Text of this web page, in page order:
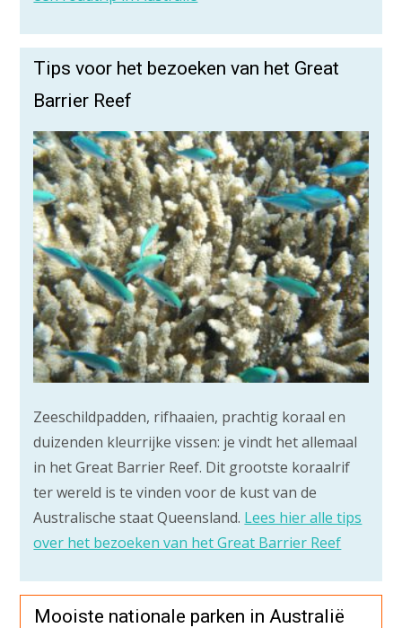
Tips voor het bezoeken van het Great
Barrier Reef
Zeeschildpadden, rifhaaien, prachtig koraal en
duizenden kleurrijke vissen: je vindt het allemaal
in het Great Barrier Reef. Dit grootste koraalrif
ter wereld is te vinden voor de kust van de
Australische staat Queensland. Lees hier alle tips
over het bezoeken van het Great Barrier Reef
Mooiste nationale parken in Australië